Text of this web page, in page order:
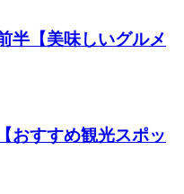
半【美味しいグルメ
おすすめ観光スポッ